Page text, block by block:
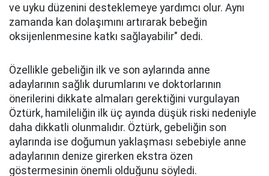
ve uyku düzenini desteklemeye yardımcı olur. Aynı
zamanda kan dolaşımını artırarak bebeğin
oksijenlenmesine katkı sağlayabilir" dedi.
Özellikle gebeliğin ilk ve son aylarında anne
adaylarının sağlık durumlarını ve doktorlarının
önerilerini dikkate almaları gerektiğini vurgulayan
Öztürk, hamileliğin ilk üç ayında düşük riski nedeniyle
daha dikkatli olunmalıdır. Öztürk, gebeliğin son
aylarında ise doğumun yaklaşması sebebiyle anne
adaylarının denize girerken ekstra özen
göstermesinin önemli olduğunu söyledi.